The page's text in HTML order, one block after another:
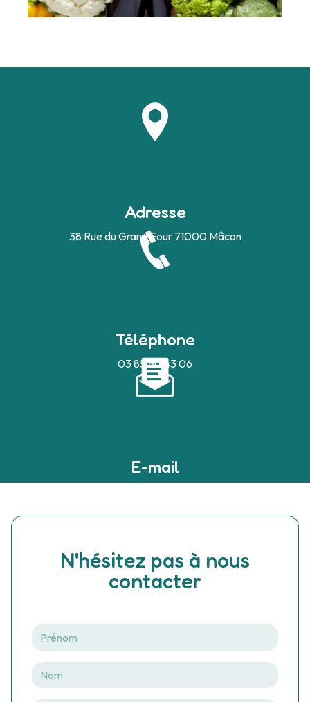
Adresse
38 Rue du Grand Four 71000 Mâcon
Téléphone
03 85 50 43 06
E-mail
N'hésitez pas à nous
contacter